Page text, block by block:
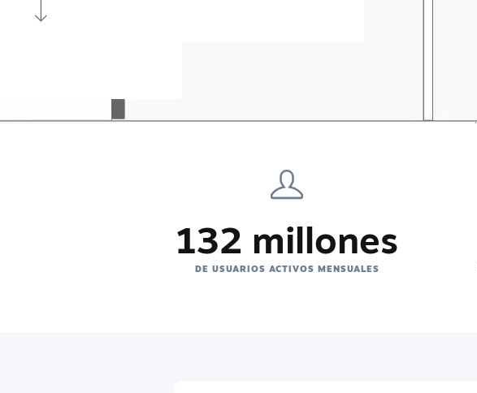
132 millones
DE USUARIOS ACTIVOS MENSUALES